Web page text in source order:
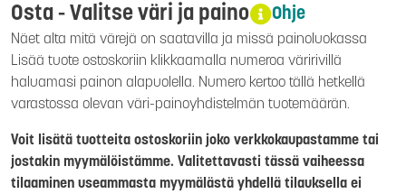
Osta - Valitse väri ja paino Ohje
Näet alta mitä värejä on saatavilla ja missä painoluokassa
Lisää tuote ostoskoriin klikkaamalla numeroa väririvillä
haluamasi painon alapuolella. Numero kertoo tällä hetkellä
varastossa olevan väri-painoyhdistelmän tuotemäärän.
Voit lisätä tuotteita ostoskoriin joko verkkokaupastamme tai
jostakin myymälöistämme. Valitettavasti tässä vaiheessa
tilaaminen useammasta myymälästä yhdellä tilauksella ei